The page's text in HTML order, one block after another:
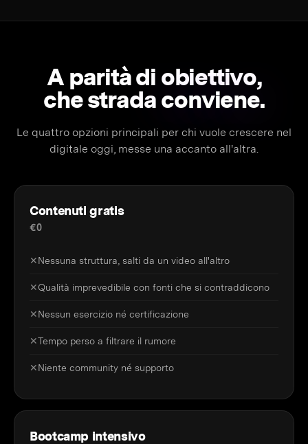
A parità di obiettivo,
che stradaconviene.
Le quattro opzioni principali per chi vuole crescere nel
digitale oggi, messe una accanto all'altra.
Contenuti gratis
€0
✕Nessuna struttura, salti da un video all'altro
✕Qualità imprevedibile con fonti che si contraddicono
✕Nessun esercizio né certificazione
✕Tempo perso a filtrare il rumore
✕Niente community né supporto
Bootcamp intensivo